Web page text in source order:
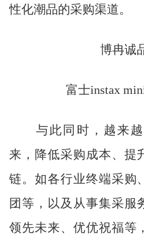
性化潮品的采购渠道。
博冉诚品
富士instax
与此同时，越来越
来，降低采购成本、提
链。如各行业终端采购
团等，以及从事集采服
领先未来、优优祝福等